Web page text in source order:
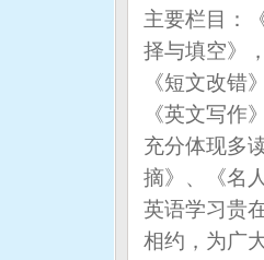
主要栏目：
择与填空》
《短文改错
《英文写作
充分体现多
摘》、《名
英语学习贵
相约，为广